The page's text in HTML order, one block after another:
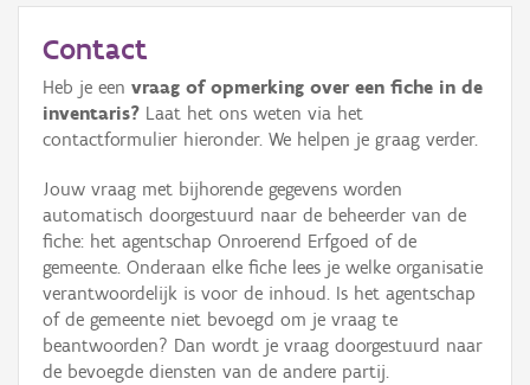
Erfgoedobject
Aanduidingsobject
Waarneming
Thema
Gebeurtenis
Persoon of collectief
Contact
Heb je een vraag of opmerking over een fiche in de
inventaris? Laat het ons weten via het
contactformulier hieronder. We helpen je graag verder.
Jouw vraag met bijhorende gegevens worden
automatisch doorgestuurd naar de beheerder van de
fiche: het agentschap Onroerend Erfgoed of de
gemeente. Onderaan elke fiche lees je welke organisatie
verantwoordelijk is voor de inhoud. Is het agentschap
of de gemeente niet bevoegd om je vraag te
beantwoorden? Dan wordt je vraag doorgestuurd naar
de bevoegde diensten van de andere partij.